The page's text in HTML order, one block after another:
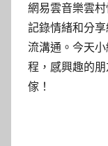
網易雲音樂雲
記錄情緒和分
流溝通。今天
程，感興趣的
傢！